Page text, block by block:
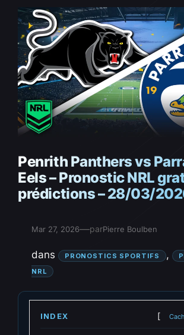
Penrith Panthers vs
Eels – Pronostic NRL
prédictions – 28/03/
Mar 27, 2026—parPierre Boulben
dans PRONOSTICS SPORTIFS ,
NRL
INDEX